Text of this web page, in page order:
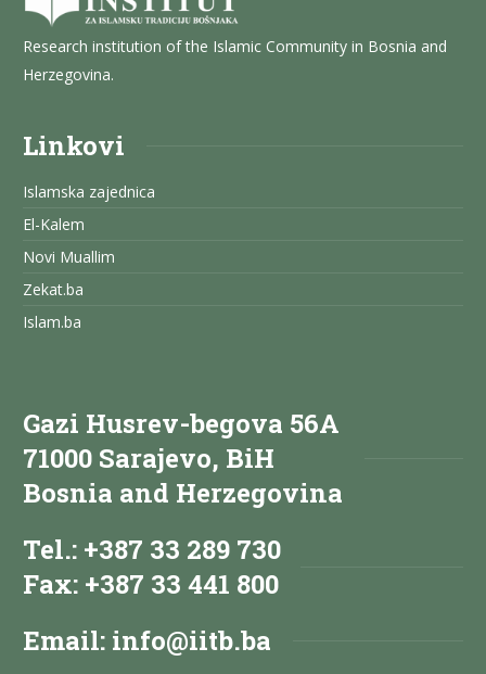
Research institution of the Islamic Community in Bosnia and
Herzegovina.
Linkovi
Islamska zajednica
El-Kalem
Novi Muallim
Zekat.ba
Islam.ba
Gazi Husrev-begova 56A
71000 Sarajevo, BiH
Bosnia and Herzegovina
Tel.: +387 33 289 730
Fax: +387 33 441 800
Email: info@iitb.ba